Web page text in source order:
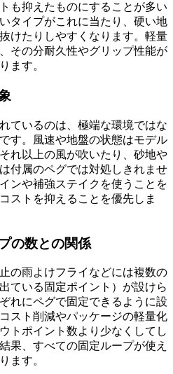
も抑えたものにすることが多い
タイプがこれに当たり、硬い地
けたりしやすくなります。軽量
その分耐久性やグリップ性能が
ます。
ているのは、極端な環境ではな
す。風速や地盤の状態はモデル
れ以上の風が吹いたり、砂地や
付属のペグでは対処しきれませ
ンや補強ステイクを使うことを
ストを抑えることを優先しま
の数との関係
の雨よけフライなどには複数の
ている固定ポイント）が設けら
れにペグで固定できるように設
スト削減やパッケージの軽量化
トポイント数より少なくしてし
果、すべての固定ループが使え
ます。